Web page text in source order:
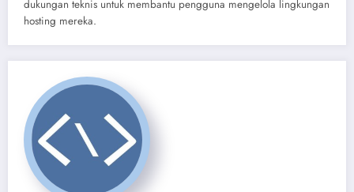
dukungan teknis untuk membantu pengguna mengelola lingkungan
hosting mereka.